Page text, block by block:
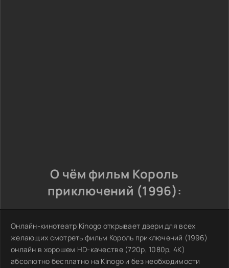
О чём фильм Король
приключений (1996):
Онлайн-кинотеатр Kinogo открывает двери для всех
желающих смотреть фильм Король приключений (1996)
онлайн в хорошем HD-качестве (720p, 1080p, 4K)
абсолютно бесплатно на Kinogo и без необходимости